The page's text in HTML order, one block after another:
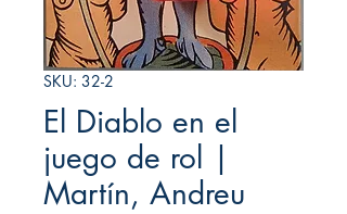
SKU: 32-2
El Diablo en el
juego de rol |
Martín, Andreu